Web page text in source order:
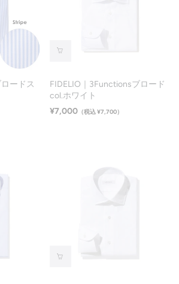
ードス
FIDELIO｜3Functionsブロード
col.ホワイト
¥7,000（税込 ¥7,700）